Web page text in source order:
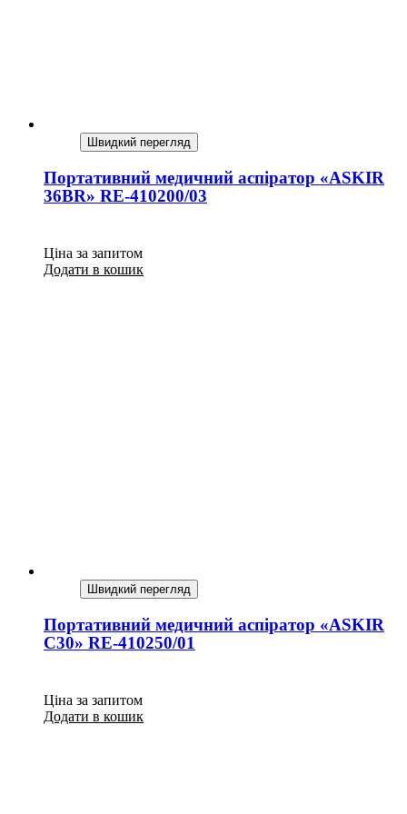
Швидкий перегляд
Портативний медичний аспіратор «ASKIR
36BR» RE-410200/03
Ціна за запитом
Додати в кошик
Швидкий перегляд
Портативний медичний аспіратор «ASKIR
С30» RE-410250/01
Ціна за запитом
Додати в кошик